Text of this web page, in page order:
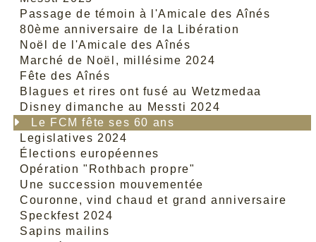
Passage de témoin à l'Amicale des Aînés
80ème anniversaire de la Libération
Noël de l'Amicale des Aînés
Marché de Noël, millésime 2024
Fête des Aînés
Blagues et rires ont fusé au Wetzmedaa
Disney dimanche au Messti 2024
Le FCM fête ses 60 ans
Legislatives 2024
Élections européennes
Opération "Rothbach propre"
Une succession mouvementée
Couronne, vind chaud et grand anniversaire
Speckfest 2024
Sapins mailins